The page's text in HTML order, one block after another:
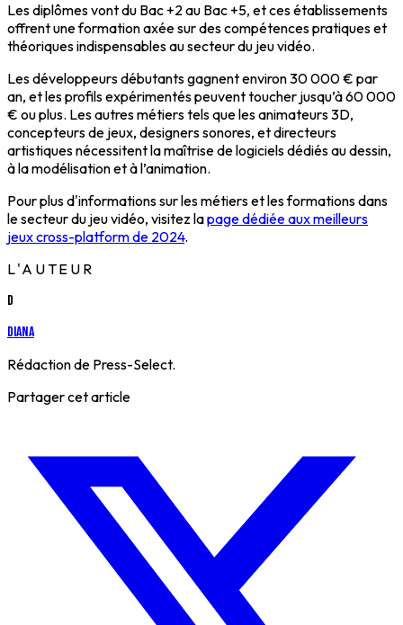
Les diplômes vont du Bac +2 au Bac +5, et ces établissements
offrent une formation axée sur des compétences pratiques et
théoriques indispensables au secteur du jeu vidéo.
Lesdéveloppeurs débutantsgagnent environ30 000 € par
an, et les profils expérimentés peuvent toucher jusqu’à60 000
€ ou plus. Les autres métiers tels que les animateurs 3D,
concepteurs de jeux, designers sonores, et directeurs
artistiques nécessitent la maîtrise de logiciels dédiés au dessin,
à la modélisation et à l’animation.
Pour plus d'informations sur les métiers et les formations dans
le secteur du jeu vidéo, visitez lapage dédiée aux meilleurs
jeux cross-platform de 2024.
L'AUTEUR
D
Diana
Rédaction de Press-Select.
Partager cet article